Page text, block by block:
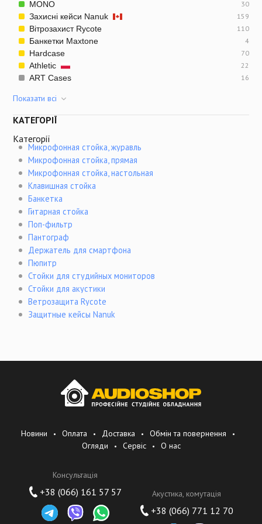
MONO 30
Захисні кейси Nanuk 159
Вітрозахист Rycote 110
Банкетки Maxtone 4
Hardcase 70
Athletic 22
ART Cases 16
Показати всi
КАТЕГОРІЇ
Категорії
Микрофонная стойка, журавль
Микрофонная стойка, прямая
Микрофонная стойка, настольная
Клавишная стойка
Банкетка
Гитарная стойка
Поп-фильтр
Пантограф
Держатель для смартфона
Пюпитр
Стойки для студийных мониторов
Стойки для акустики
Ветрозащита Rycote
Защитные кейсы Nanuk
Новини Оплата Доставка
Обмін та повернення
Огляди
Сервіс О нас
Консультація
+38 (066) 161 57 57 Акустика, комутація
+38 (066) 771 12 70